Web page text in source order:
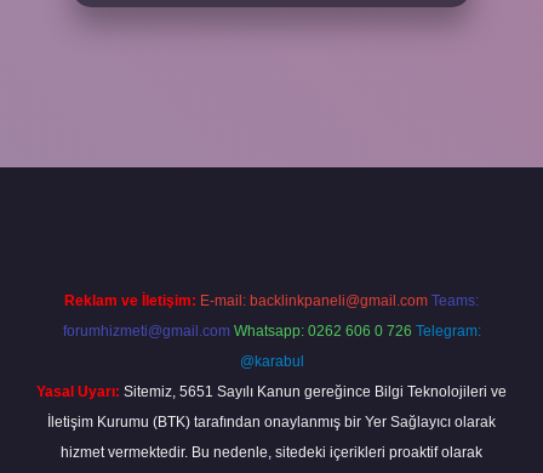
Reklam ve İletişim: E-mail: backlinkpaneli@gmail.com Teams:
forumhizmeti@gmail.com Whatsapp: 0262 606 0 726 Telegram:
@karabul
Yasal Uyarı: Sitemiz, 5651 Sayılı Kanun gereğince Bilgi Teknolojileri ve
İletişim Kurumu (BTK) tarafından onaylanmış bir Yer Sağlayıcı olarak
hizmet vermektedir. Bu nedenle, sitedeki içerikleri proaktif olarak